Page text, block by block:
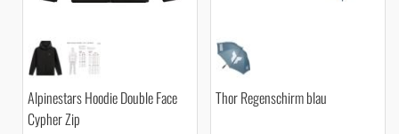
Alpinestars Hoodie Double Face
Cypher Zip
Thor Regenschirm blau